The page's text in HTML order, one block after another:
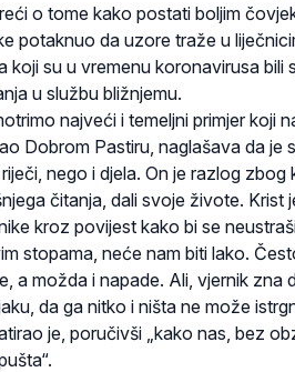
o tome kako postati boljim
potaknuo da uzore traže u
koji su u vremenu koronavirusa
u službu bližnjemu.
najveći i temeljni primjer koji
Dobrom Pastiru, naglašava da je
nego i djela. On je razlog
čitanja, dali svoje živote. Krist
kroz povijest kako bi se
stopama, neće nam biti lako.
a možda i napade. Ali, vjernik zna
da ga nitko i ništa ne može
je, poručivši „kako nas, bez